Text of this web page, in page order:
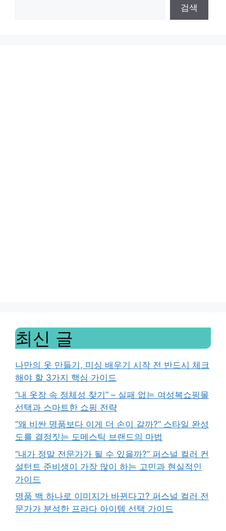
검색
최신 글
나만의 옷 만들기, 미싱 배우기 시작 전 반드시 체크
해야 할 3가지 핵심 가이드
“내 옷장 속 정체성 찾기” – 실패 없는 여성복쇼핑몰
선택과 스마트한 쇼핑 전략
“왜 비싼 명품보다 이게 더 손이 갈까?” 스타일 완성
도를 결정짓는 도메스틱 브랜드의 마법
“내가 정말 전문가가 될 수 있을까?” 퍼스널 컬러 컨
설턴트 준비생이 가장 많이 하는 고민과 현실적인
가이드
명품 백 하나로 이미지가 바뀐다고? 퍼스널 컬러 전
문가가 분석한 프라다 아이템 선택 가이드